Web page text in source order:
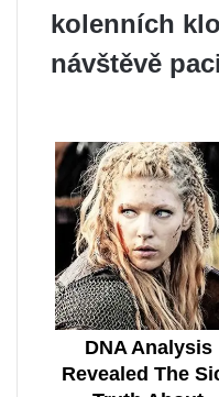
kolenních
návštěvě